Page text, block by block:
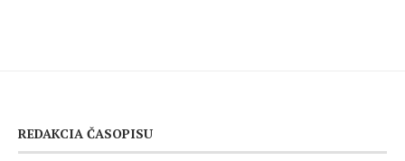
REDAKCIA ČASOPISU